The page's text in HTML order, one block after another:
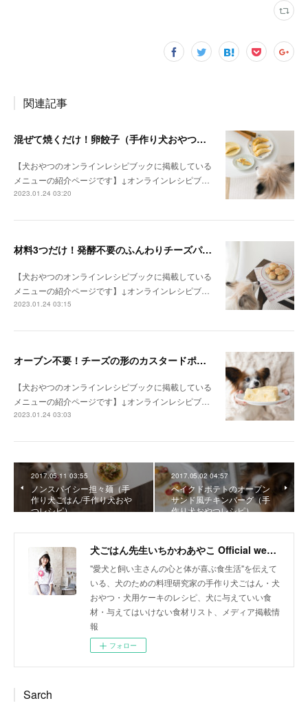
関連記事
混ぜて焼くだけ！卵餃子（手作り犬おやつレシピ）
【犬おやつのオンラインレシピブックに掲載している
メニューの紹介ページです】↓オンラインレシピブ…
2023.01.24 03:20
材料3つだけ！発酵不要のふんわりチーズパン（手作り犬おやつレシピ）
【犬おやつのオンラインレシピブックに掲載している
メニューの紹介ページです】↓オンラインレシピブ…
2023.01.24 03:15
オーブン不要！チーズの形のカスタードポテトケーキ（手作り犬おやつレシピ）
【犬おやつのオンラインレシピブックに掲載している
メニューの紹介ページです】↓オンラインレシピブ…
2023.01.24 03:03
2017.05.11 03:55
ノンスパイシー担々麺（手
作り犬ごはん/手作り犬おや
つレシピ）
2017.05.02 04:57
ベイクドポテトのオープン
サンド風チキンバーグ（手
作り犬おやつレシピ）
犬ごはん先生いちかわあやこ Official web site
"愛犬と飼い主さんの心と体が喜ぶ食生活"を伝えて
いる、犬のための料理研究家の手作り犬ごはん・犬
おやつ・犬用ケーキのレシピ、犬に与えていい食
材・与えてはいけない食材リスト、メディア掲載情
報
フォロー
Sarch